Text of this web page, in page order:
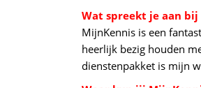
Wat spreekt je aan bij
MijnKennis is een
heerlijk bezig houden
dienstenpakket is mijn